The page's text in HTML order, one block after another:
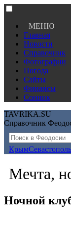
МЕНЮ
Главная
Новости
Справочник
Фотографии
Погода
Сайты
Финансы
Сонник
TAVRIKA.SU
Справочник
КрымСевастополь
Мечта,
Ночной